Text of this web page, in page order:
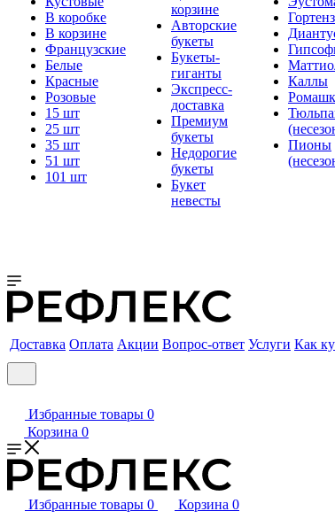
В коробке
В корзине
Французские
Белые
Красные
Розовые
15 шт
25 шт
35 шт
51 шт
101 шт
корзине
Авторские
букеты
Букеты-
гиганты
Экспресс-
доставка
Премиум
букеты
Недорогие
букеты
Букет
невесты
Каллы
Пионы
Доставка Оплата Акции Вопрос-ответ Услуги Как
Избранные товары 0
Корзина 0
Избранные товары 0 Корзина 0